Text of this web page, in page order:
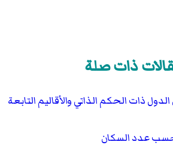
ذات صلة
ذات الحكم الذاتي والأقاليم التابعة
عدد السكان